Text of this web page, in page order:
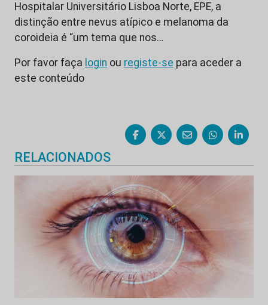
Hospitalar Universitário Lisboa Norte, EPE, a
distinção entre nevus atípico e melanoma da
coroideia é “um tema que nos…
Por favor faça login ou registe-se para aceder a
este conteúdo
RELACIONADOS